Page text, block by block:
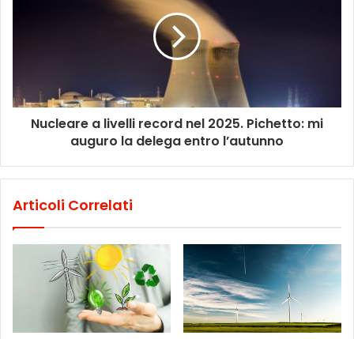
Nucleare a livelli record nel 2025. Pichetto: mi
auguro la delega entro l’autunno
Articoli Correlati